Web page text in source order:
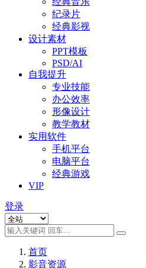
纪录片
经典影视
设计素材
PPT模板
PSD/AI
自我提升
专业技能
办公效率
形像设计
教学教材
实用软件
手机平台
电脑平台
经典游戏
VIP
登录
首页
影音资源